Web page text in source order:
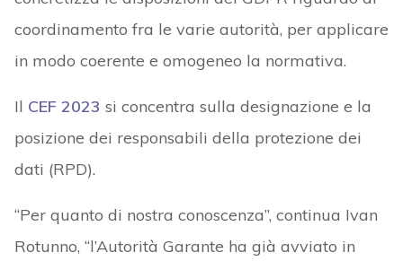
coordinamento fra le varie autorità, per applicare
in modo coerente e omogeneo la normativa.
Il CEF 2023 si concentra sulla designazione e la
posizione dei responsabili della protezione dei
dati (RPD).
“Per quanto di nostra conoscenza”, continua Ivan
Rotunno, “l’Autorità Garante ha già avviato in